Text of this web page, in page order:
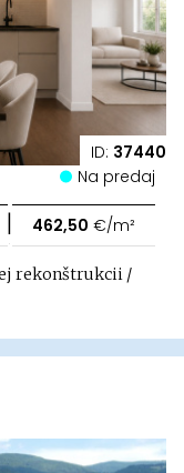
ID: 37440
Na predaj
| 462,50 €/m²
rekonštrukcii /